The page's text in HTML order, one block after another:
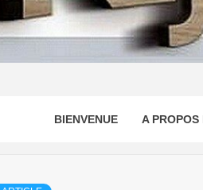
BIENVENUE A PROPOS